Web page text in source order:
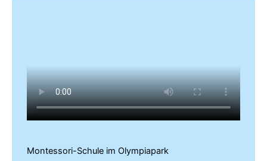
Montessori-Schule im Olympiapark